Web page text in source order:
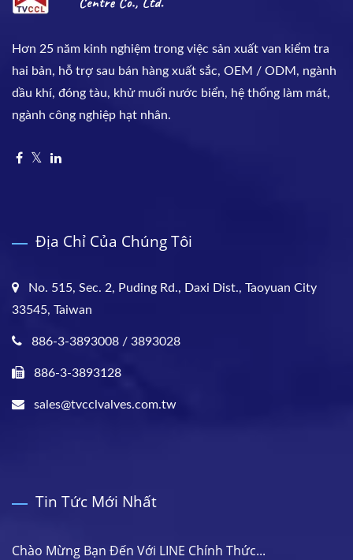
Hơn 25 năm kinh nghiệm trong việc sản xuất van kiểm tra
hai bản, hỗ trợ sau bán hàng xuất sắc, OEM / ODM, ngành
dầu khí, đóng tàu, khử muối nước biển, hệ thống làm mát,
ngành công nghiệp hạt nhân.
Địa Chỉ Của Chúng Tôi
No. 515, Sec. 2, Puding Rd., Daxi Dist., Taoyuan City
33545, Taiwan
886-3-3893008 / 3893028
886-3-3893128
sales@tvcclvalves.com.tw
Tin Tức Mới Nhất
Chào Mừng Bạn Đến Với LINE Chính Thức...